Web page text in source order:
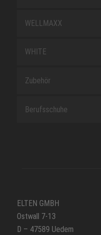
WELLMAXX
WHITE
Zubehör
Berufsschuhe
ELTEN GMBH
Ostwall 7-13
D – 47589 Uedem